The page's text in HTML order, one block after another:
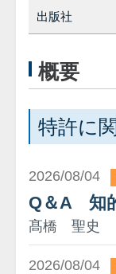
出版社
概要
特許に
2026/08/04
Q＆A 知
髙橋 聖史
2026/08/04